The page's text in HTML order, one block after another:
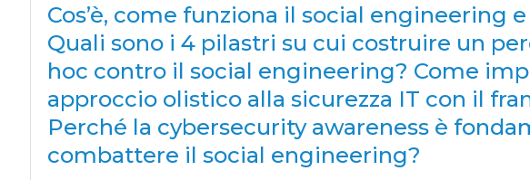
Cos’è, come funziona il social engineering
Quali sono i 4 pilastri su cui costruire un
hoc contro il social engineering? Come
approccio olistico alla sicurezza IT con il
Perché la cybersecurity awareness è
combattere il social engineering?